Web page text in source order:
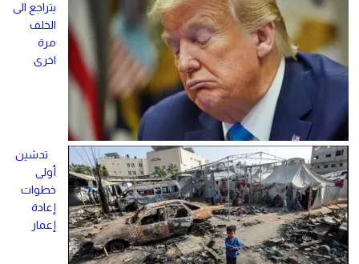
يتراجع الى
الخلف
مرة
اخرى
تدشين
أولى
خطوات
إعادة
إعمار